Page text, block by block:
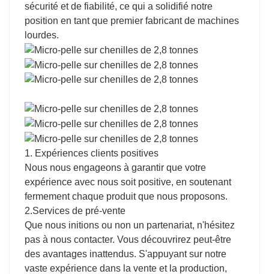
sécurité et de fiabilité, ce qui a solidifié notre
position en tant que premier fabricant de machines
lourdes.
1. Expériences clients positives
Nous nous engageons à garantir que votre
expérience avec nous soit positive, en soutenant
fermement chaque produit que nous proposons.
2.Services de pré-vente
Que nous initions ou non un partenariat, n'hésitez
pas à nous contacter. Vous découvrirez peut-être
des avantages inattendus. S'appuyant sur notre
vaste expérience dans la vente et la production,